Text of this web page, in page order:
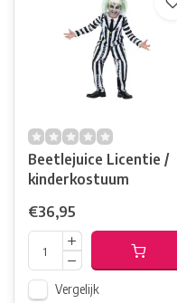
Beetlejuice Licentie /
kinderkostuum
€36,95
Vergelijk